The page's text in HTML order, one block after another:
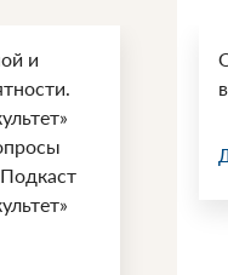
ООН, СПИД и
возможности влияния
Далее